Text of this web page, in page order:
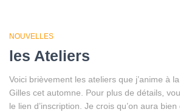
NOUVELLES
les Ateliers
Voici brièvement les ateliers que j’anime à
Gilles cet automne. Pour plus de détails,
le lien d’inscription. Je crois qu’on aura